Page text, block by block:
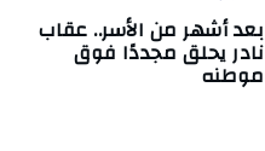
بعد أشهر من الأسر.. عقاب
نادر يحلق مجددًا فوق
موطنه